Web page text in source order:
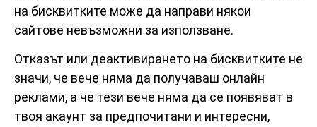
на бисквитките може да направи някои
сайтове невъзможни за използване.
Отказът или деактивирането на бисквитките не
значи, че вече няма да получаваш онлайн
реклами, а че тези вече няма да се появяват в
твоя акаунт за предпочитани и интересни,